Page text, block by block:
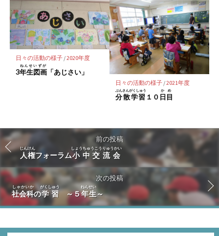
日々の活動の様子/2020年度
3年生図画
ねんせいずが
「あじさい」
日々の活動の様子/2021年度
分散学習
ぶんさんがくしゅう
１０ 日目
かめ
前の投稿
人権
じんけん
フォーラム小中交流会
しょうちゅうこうりゅうかい
次の投稿
社会科
しゃかいか
の学習
がくしゅう
～５年生
ねんせい
～